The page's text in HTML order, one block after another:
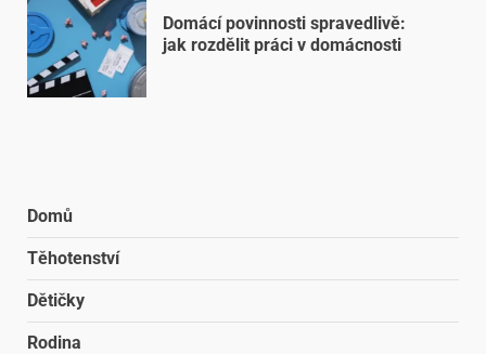
Domácí povinnosti spravedlivě:
jak rozdělit práci v domácnosti
Domů
Těhotenství
Dětičky
Rodina